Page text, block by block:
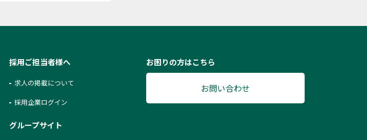
採用ご担当者様へ
求人の掲載について
採用企業ログイン
グループサイト
お困りの方はこちら
お問い合わせ